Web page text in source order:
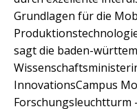
Grundlagen für die
sagt die baden-
InnovationsCampus
Forschungsleuchtturm